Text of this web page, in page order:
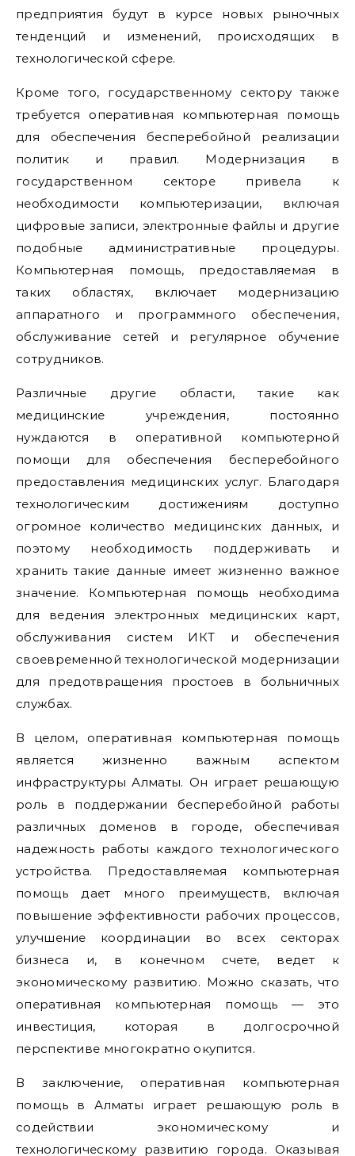
предприятия будут в курсе новых рыночных
тенденций и изменений, происходящих в
технологической сфере.
Кроме того, государственному сектору также
требуется оперативная компьютерная помощь
для обеспечения бесперебойной реализации
политик и правил. Модернизация в
государственном секторе привела к
необходимости компьютеризации, включая
цифровые записи, электронные файлы и другие
подобные административные процедуры.
Компьютерная помощь, предоставляемая в
таких областях, включает модернизацию
аппаратного и программного обеспечения,
обслуживание сетей и регулярное обучение
сотрудников.
Различные другие области, такие как
медицинские учреждения, постоянно
нуждаются в оперативной компьютерной
помощи для обеспечения бесперебойного
предоставления медицинских услуг. Благодаря
технологическим достижениям доступно
огромное количество медицинских данных, и
поэтому необходимость поддерживать и
хранить такие данные имеет жизненно важное
значение. Компьютерная помощь необходима
для ведения электронных медицинских карт,
обслуживания систем ИКТ и обеспечения
своевременной технологической модернизации
для предотвращения простоев в больничных
службах.
В целом, оперативная компьютерная помощь
является жизненно важным аспектом
инфраструктуры Алматы. Он играет решающую
роль в поддержании бесперебойной работы
различных доменов в городе, обеспечивая
надежность работы каждого технологического
устройства. Предоставляемая компьютерная
помощь дает много преимуществ, включая
повышение эффективности рабочих процессов,
улучшение координации во всех секторах
бизнеса и, в конечном счете, ведет к
экономическому развитию. Можно сказать, что
оперативная компьютерная помощь — это
инвестиция, которая в долгосрочной
перспективе многократно окупится.
В заключение, оперативная компьютерная
помощь в Алматы играет решающую роль в
содействии экономическому и
технологическому развитию города. Оказывая